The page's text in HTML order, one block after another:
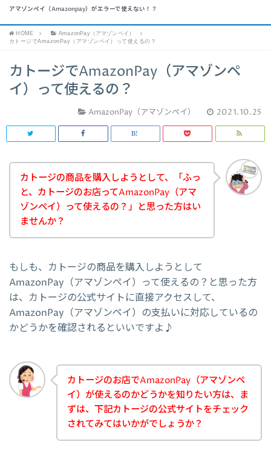
アマゾンペイ（Amazonpay）がエラーで使えない！？
HOME
AmazonPay（アマゾンペイ）
カトージでAmazonPay（アマゾンペイ）って使えるの？
カトージでAmazonPay（アマゾンペ
イ）って使えるの？
AmazonPay（アマゾンペイ） 2021.10.25
カトージの商品を購入しようとして、「ふっ
と、カトージのお店ってAmazonPay（アマ
ゾンペイ）って使えるの？」と思った方はい
ませんか？
もしも、カトージの商品を購入しようとして
AmazonPay（アマゾンペイ）って使えるの？と思った方
は、カトージの公式サイトに直接アクセスして、
AmazonPay（アマゾンペイ）の支払いに対応しているの
かどうかを確認されるといいですよ♪
カトージのお店でAmazonPay（アマゾンペ
イ）が使えるのかどうかを知りたい方は、ま
ずは、下記カトージの公式サイトをチェック
されてみてはいかがでしょうか？